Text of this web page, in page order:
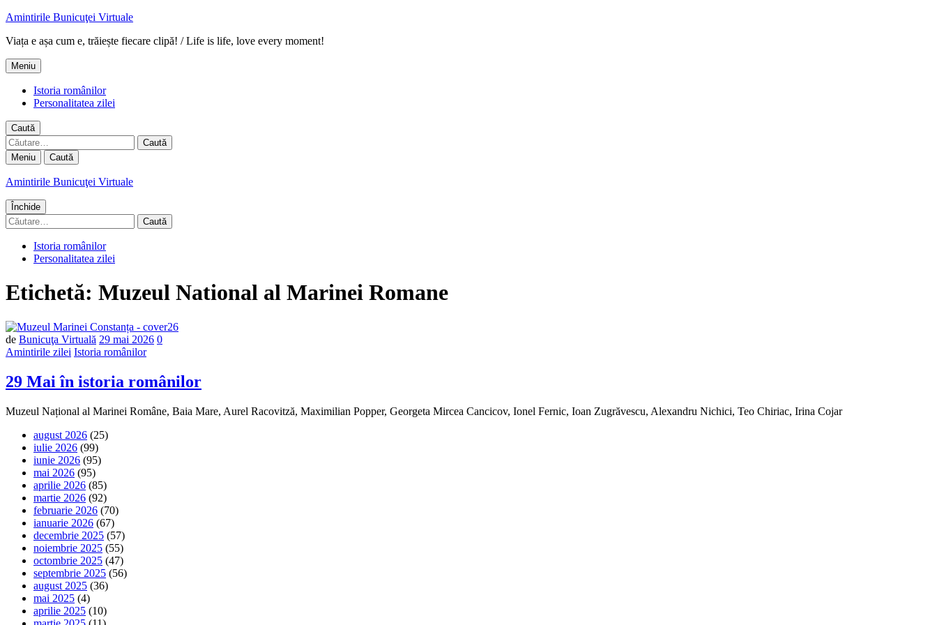
Amintirile Bunicuţei Virtuale
Viața e așa cum e, trăiește fiecare clipă! / Life is life, love every moment!
Meniu
Istoria românilor
Personalitatea zilei
Caută
Caută
după:
Meniu Caută
Amintirile Bunicuţei Virtuale
Închide
Caută
după:
Istoria românilor
Personalitatea zilei
Etichetă: Muzeul National al Marinei Romane
de Bunicuţa Virtuală 29 mai 2026 Număr
0
Amintirile zilei Istoria românilor
29 Mai în istoria românilor
Muzeul Național al Marinei Române, Baia Mare, Aurel Racovitză, Maximilian Popper, Georgeta Mircea Cancicov, Ionel Fernic, Ioan Zugrăvescu, Alexandru Nichici, Teo Chiriac, Irina Cojar
august 2026 (25)
iulie 2026 (99)
iunie 2026 (95)
mai 2026 (95)
aprilie 2026 (85)
martie 2026 (92)
februarie 2026 (70)
ianuarie 2026 (67)
decembrie 2025 (57)
noiembrie 2025 (55)
octombrie 2025 (47)
septembrie 2025 (56)
august 2025 (36)
mai 2025 (4)
aprilie 2025 (10)